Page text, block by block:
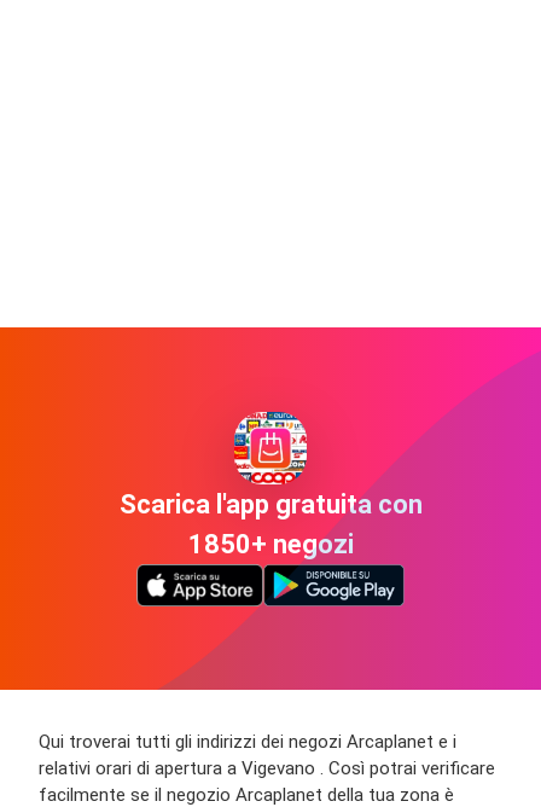
Scarica l'app gratuita con
1850+ negozi
Qui troverai tutti gli indirizzi dei negozi Arcaplanet e i
relativi orari di apertura a Vigevano . Così potrai verificare
facilmente se il negozio Arcaplanet della tua zona è